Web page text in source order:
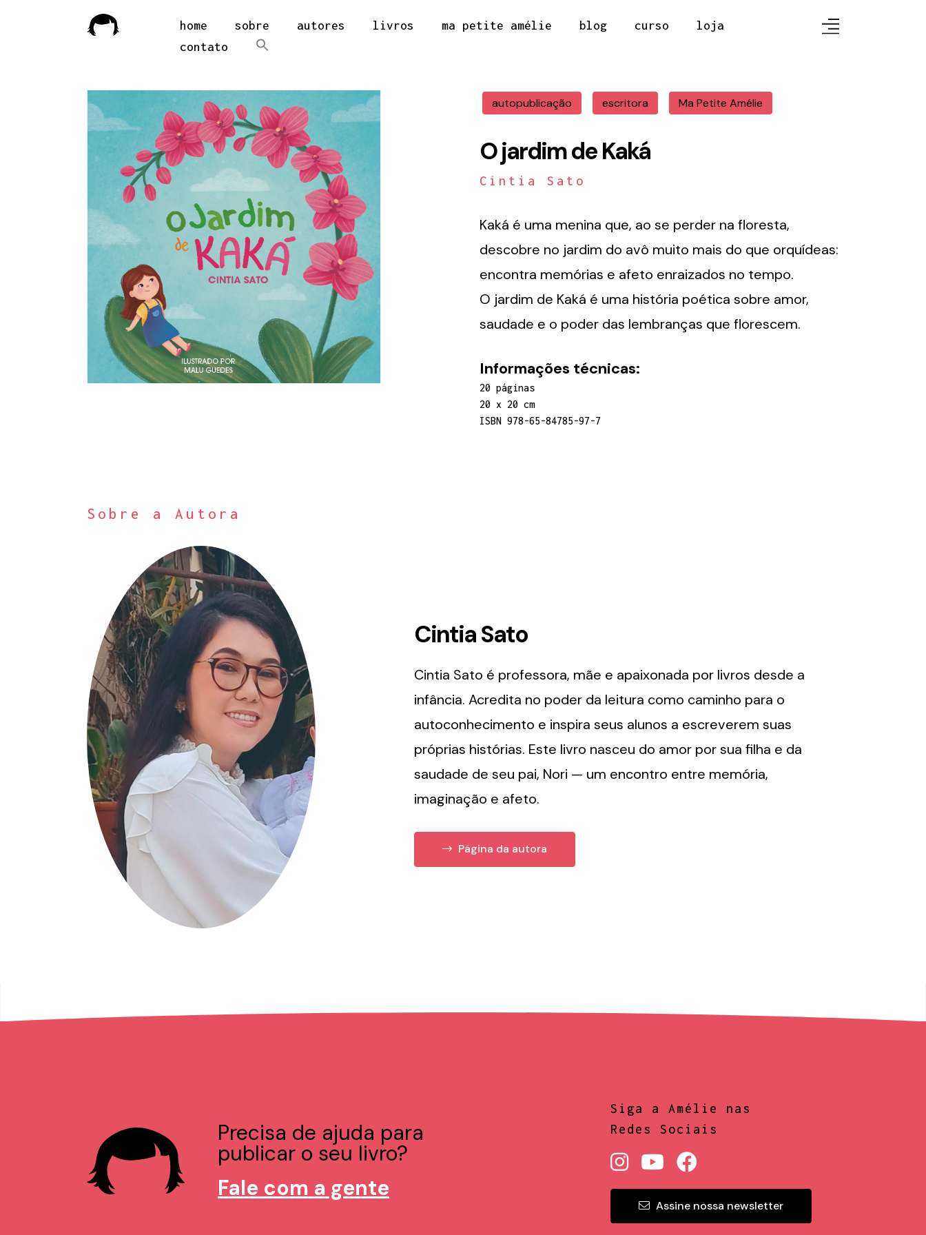
home sobre autores livros ma petite amélie blog curso
loja
contato
autopublicação escritora Ma Petite Amélie
O jardim de Kaká
Cintia Sato
Kaká é uma menina que, ao se perder na floresta,
descobre no jardim do avô muito mais do que orquídeas:
encontra memórias e afeto enraizados no tempo.
O jardim de Kaká é uma história poética sobre amor,
saudade e o poder das lembranças que florescem.
Informações técnicas:
20 páginas
20 x 20 cm
ISBN 978-65-84785-97-7
Sobre a Autora
Cintia Sato
Cintia Sato é professora, mãe e apaixonada por livros desde a
infância. Acredita no poder da leitura como caminho para o
autoconhecimento e inspira seus alunos a escreverem suas
próprias histórias. Este livro nasceu do amor por sua filha e da
saudade de seu pai, Nori — um encontro entre memória,
imaginação e afeto.
Página da autora
Precisa de ajuda para
publicar o seu livro?
Fale com a gente
Siga a Amélie nas
Redes Sociais
Assine nossa newsletter